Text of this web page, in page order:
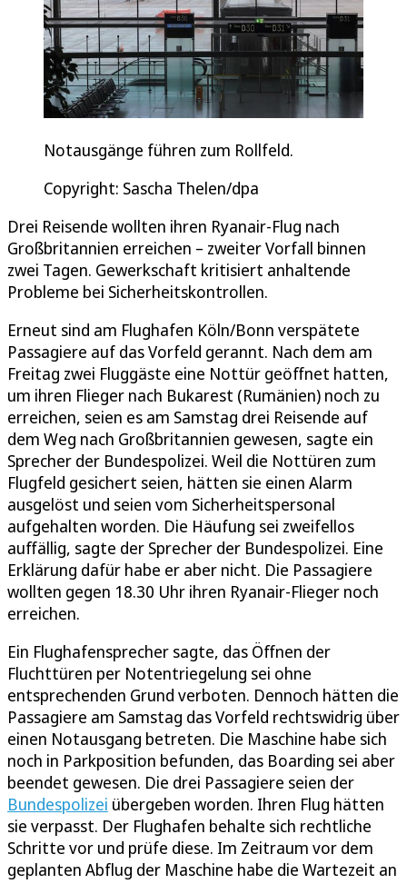
Notausgänge führen zum Rollfeld.
Copyright: Sascha Thelen/dpa
Drei Reisende wollten ihren Ryanair-Flug nach
Großbritannien erreichen – zweiter Vorfall binnen
zwei Tagen. Gewerkschaft kritisiert anhaltende
Probleme bei Sicherheitskontrollen.
Erneut sind am Flughafen Köln/Bonn verspätete
Passagiere auf das Vorfeld gerannt. Nach dem am
Freitag zwei Fluggäste eine Nottür geöffnet hatten,
um ihren Flieger nach Bukarest (Rumänien) noch zu
erreichen, seien es am Samstag drei Reisende auf
dem Weg nach Großbritannien gewesen, sagte ein
Sprecher der Bundespolizei. Weil die Nottüren zum
Flugfeld gesichert seien, hätten sie einen Alarm
ausgelöst und seien vom Sicherheitspersonal
aufgehalten worden. Die Häufung sei zweifellos
auffällig, sagte der Sprecher der Bundespolizei. Eine
Erklärung dafür habe er aber nicht. Die Passagiere
wollten gegen 18.30 Uhr ihren Ryanair-Flieger noch
erreichen.
Ein Flughafensprecher sagte, das Öffnen der
Fluchttüren per Notentriegelung sei ohne
entsprechenden Grund verboten. Dennoch hätten die
Passagiere am Samstag das Vorfeld rechtswidrig über
einen Notausgang betreten. Die Maschine habe sich
noch in Parkposition befunden, das Boarding sei aber
beendet gewesen. Die drei Passagiere seien der
Bundespolizei übergeben worden. Ihren Flug hätten
sie verpasst. Der Flughafen behalte sich rechtliche
Schritte vor und prüfe diese. Im Zeitraum vor dem
geplanten Abflug der Maschine habe die Wartezeit an